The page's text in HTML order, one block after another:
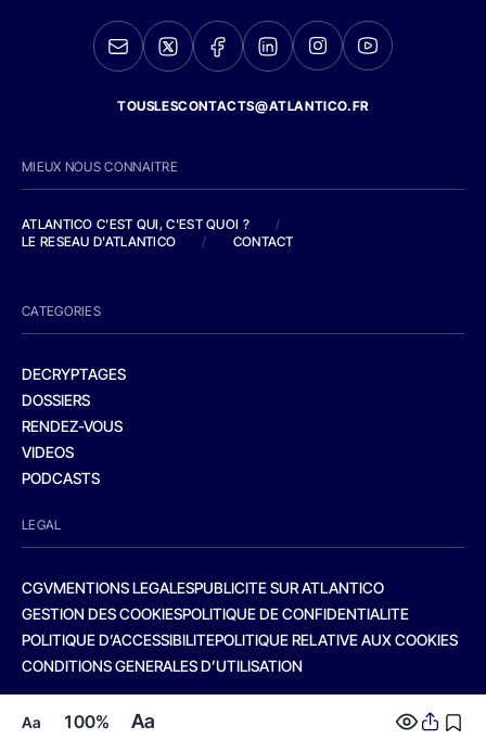
Aa 100% Aa
TOUSLESCONTACTS@ATLANTICO.FR
MIEUX NOUS CONNAITRE
ATLANTICO C'EST QUI, C'EST QUOI ?
/
LE RESEAU D'ATLANTICO
/ CONTACT
CATEGORIES
DECRYPTAGES
DOSSIERS
RENDEZ-VOUS
VIDEOS
PODCASTS
LEGAL
CGVMENTIONS LEGALESPUBLICITE SUR ATLANTICO
GESTION DES COOKIESPOLITIQUE DE CONFIDENTIALITE
POLITIQUE D’ACCESSIBILITEPOLITIQUE RELATIVE AUX COOKIES
CONDITIONS GENERALES D’UTILISATION